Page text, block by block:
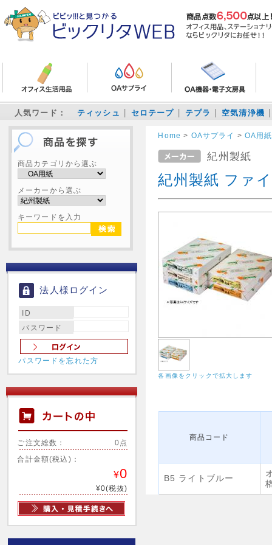
人気ワード： ティッシュ セロテープ テプラ 空気清浄機
商品カテゴリから選ぶ
メーカーから選ぶ
キーワードを入力
法人様ログイン
ID
パスワード
パスワードを忘れた方
ご注文総数： 0点
合計金額(税込)：
¥0
¥0(税抜)
Home > OAサプライ >OA用紙
紀州製紙
紀州製紙 ファ
各画像をクリックで拡大します
商品コード
B5 ライトブルー